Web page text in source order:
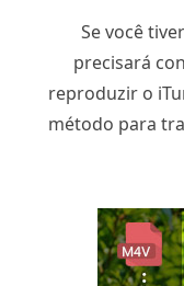
Se você
precisará
reproduzir o
método para